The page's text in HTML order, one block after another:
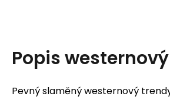
Popis
Pevný slaměný westernový